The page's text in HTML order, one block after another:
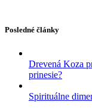
Posledné články
Drevená Koza
prinesie?
Spirituálne